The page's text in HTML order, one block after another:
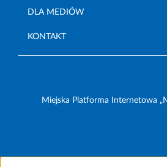
DLA MEDIÓW
KONTAKT
Miejska Platforma Internetowa